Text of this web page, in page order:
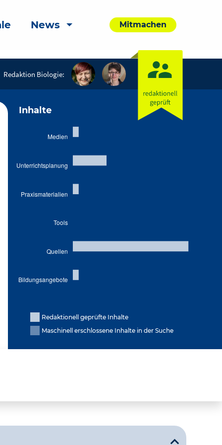
News Mitmachen
Redaktion Biologie:
Inhalte
Redaktionell geprüfte Inhalte
Maschinell erschlossene Inhalte in der Suche